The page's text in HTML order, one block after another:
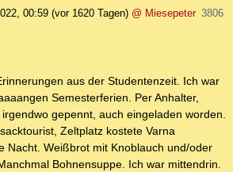
00:59 (vor 1620 Tagen) @ Miesepeter 3806
aus der Studentenzeit. Ich war
Semesterferien. Per Anhalter,
gepennt, auch eingeladen worden.
Zeltplatz kostete Varna
Nacht. Weißbrot mit Knoblauch und/oder
Bohnensuppe. Ich war mittendrin.